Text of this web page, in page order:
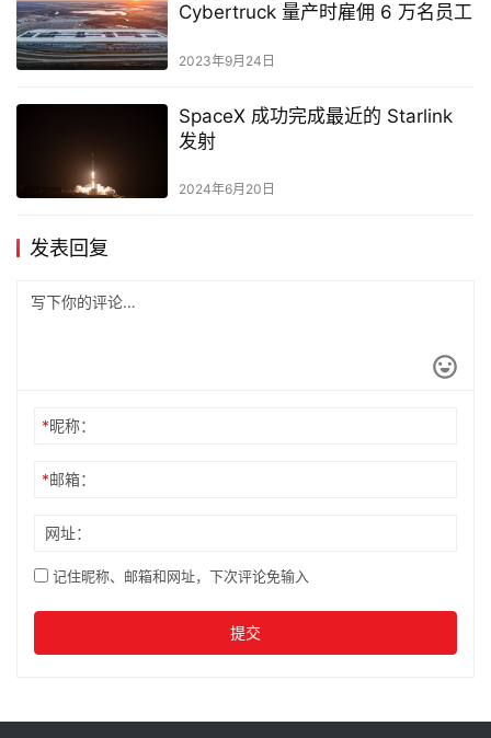
Cybertruck 量产时雇佣 6 万名员工
2023年9月24日
SpaceX 成功完成最近的 Starlink
发射
2024年6月20日
发表回复
*昵称：
*邮箱：
网址：
记住昵称、邮箱和网址，下次评论免输入
提交